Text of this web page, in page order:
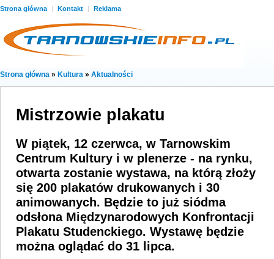
Strona główna | Kontakt | Reklama
Strona główna » Kultura » Aktualności
Mistrzowie plakatu
W piątek, 12 czerwca, w Tarnowskim
Centrum Kultury i w plenerze - na rynku,
otwarta zostanie wystawa, na którą złoży
się 200 plakatów drukowanych i 30
animowanych. Będzie to już siódma
odsłona Międzynarodowych Konfrontacji
Plakatu Studenckiego. Wystawę będzie
można oglądać do 31 lipca.